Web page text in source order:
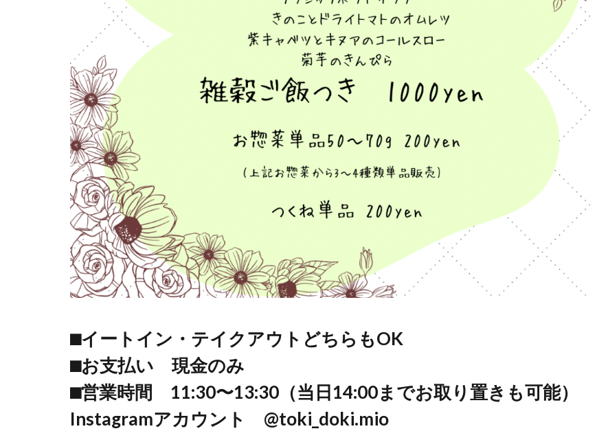
⬛︎イートイン・テイクアウトどちらもOK
⬛︎お支払い 現金のみ
⬛︎営業時間 11:30〜13:30（当日14:00までお取り置きも可能）
Instagramアカウント @toki_doki.mio